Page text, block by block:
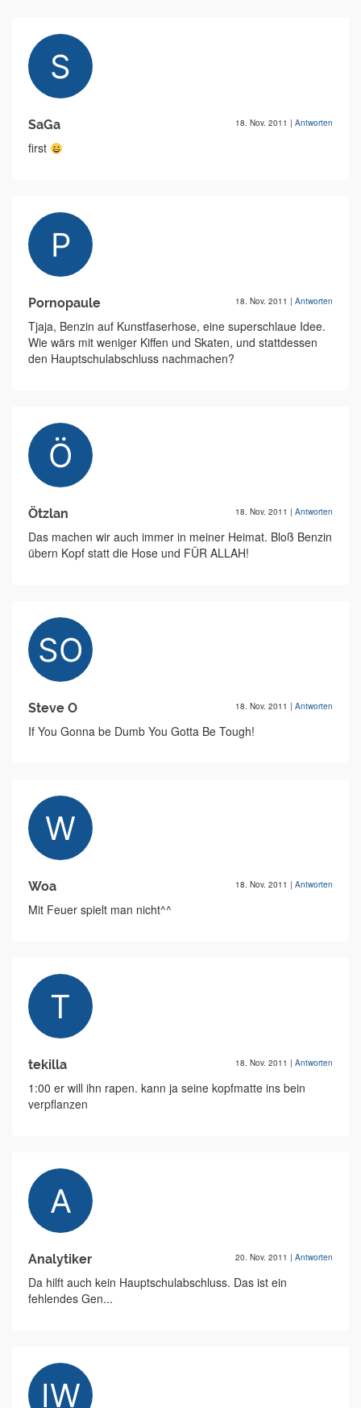
SaGa 18. Nov. 2011 | Antworten
first
Pornopaule 18. Nov. 2011 | Antworten
Tjaja, Benzin auf Kunstfaserhose, eine superschlaue Idee.
Wie wärs mit weniger Kiffen und Skaten, und stattdessen
den Hauptschulabschluss nachmachen?
Ötzlan 18. Nov. 2011 | Antworten
Das machen wir auch immer in meiner Heimat. Bloß Benzin
übern Kopf statt die Hose und FÜR ALLAH!
Steve O 18. Nov. 2011 | Antworten
If You Gonna be Dumb You Gotta Be Tough!
Woa 18. Nov. 2011 | Antworten
Mit Feuer spielt man nicht^^
tekilla 18. Nov. 2011 | Antworten
1:00 er will ihn rapen. kann ja seine kopfmatte ins bein
verpflanzen
Analytiker 20. Nov. 2011 | Antworten
Da hilft auch kein Hauptschulabschluss. Das ist ein
fehlendes Gen...